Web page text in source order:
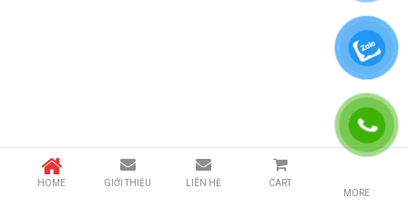
HOME GIỚI THIỆU LIÊN HỆ
CART
MORE